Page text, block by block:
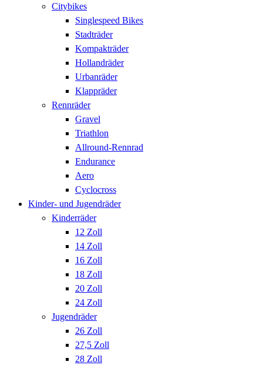
Citybikes
Singlespeed Bikes
Stadträder
Kompakträder
Hollandräder
Urbanräder
Klappräder
Rennräder
Gravel
Triathlon
Allround-Rennrad
Endurance
Aero
Cyclocross
Kinder- und Jugendräder
Kinderräder
12 Zoll
14 Zoll
16 Zoll
18 Zoll
20 Zoll
24 Zoll
Jugendräder
26 Zoll
27,5 Zoll
28 Zoll